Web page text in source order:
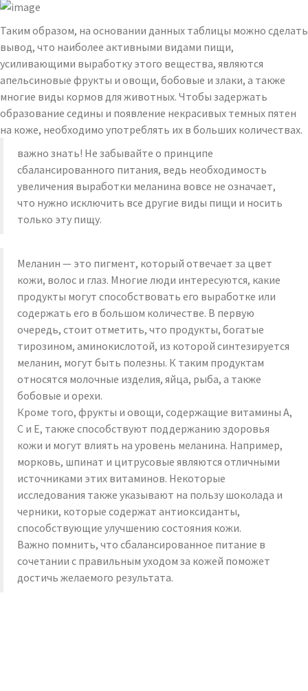
Таким образом, на основании данных таблицы можно сделать
вывод, что наиболее активными видами пищи,
усиливающими выработку этого вещества, являются
апельсиновые фрукты и овощи, бобовые и злаки, а также
многие виды кормов для животных. Чтобы задержать
образование седины и появление некрасивых темных пятен
на коже, необходимо употреблять их в больших количествах.
важно знать! Не забывайте о принципе
сбалансированного питания, ведь необходимость
увеличения выработки меланина вовсе не означает,
что нужно исключить все другие виды пищи и носить
только эту пищу.
Меланин — это пигмент, который отвечает за цвет
кожи, волос и глаз. Многие люди интересуются, какие
продукты могут способствовать его выработке или
содержать его в большом количестве. В первую
очередь, стоит отметить, что продукты, богатые
тирозином, аминокислотой, из которой синтезируется
меланин, могут быть полезны. К таким продуктам
относятся молочные изделия, яйца, рыба, а также
бобовые и орехи.
Кроме того, фрукты и овощи, содержащие витамины A,
C и E, также способствуют поддержанию здоровья
кожи и могут влиять на уровень меланина. Например,
морковь, шпинат и цитрусовые являются отличными
источниками этих витаминов. Некоторые
исследования также указывают на пользу шоколада и
черники, которые содержат антиоксиданты,
способствующие улучшению состояния кожи.
Важно помнить, что сбалансированное питание в
сочетании с правильным уходом за кожей поможет
достичь желаемого результата.